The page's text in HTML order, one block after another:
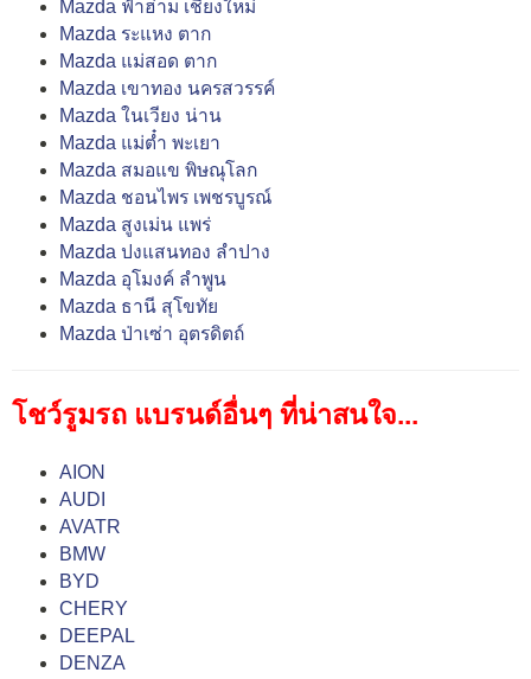
Mazda ฟ้าฮ่าม เชียงใหม่
Mazda ระแหง ตาก
Mazda แม่สอด ตาก
Mazda เขาทอง นครสวรรค์
Mazda ในเวียง น่าน
Mazda แม่ต๋ำ พะเยา
Mazda สมอแข พิษณุโลก
Mazda ชอนไพร เพชรบูรณ์
Mazda สูงเม่น แพร่
Mazda ปงแสนทอง ลำปาง
Mazda อุโมงค์ ลำพูน
Mazda ธานี สุโขทัย
Mazda ป่าเซ่า อุตรดิตถ์
โชว์รูมรถ แบรนด์อื่นๆ ที่น่าสนใจ...
AION
AUDI
AVATR
BMW
BYD
CHERY
DEEPAL
DENZA